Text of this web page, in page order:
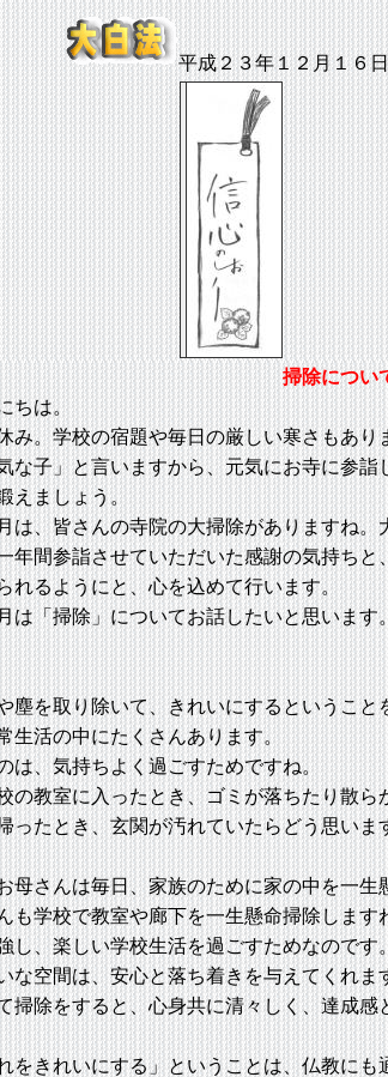
平成２３年１２月１６
掃除につい
ちは。
。学校の宿題や毎日の厳しい寒さもあり
な子」と言いますから、元気にお寺に参詣
えましょう。
、皆さんの寺院の大掃除がありますね。
年間参詣させていただいた感謝の気持ちと
れるようにと、心を込めて行います。
「掃除」についてお話したいと思います
を取り除いて、きれいにするということ
生活の中にたくさんあります。
、気持ちよく過ごすためですね。
教室に入ったとき、ゴミが落ちたり散ら
ったとき、玄関が汚れていたらどう思いま
さんは毎日、家族のために家の中を一生
も学校で教室や廊下を一生懸命掃除します
し、楽しい学校生活を過ごすためなのです
空間は、安心と落ち着きを与えてくれま
掃除をすると、心身共に清々しく、達成感
きれいにする」ということは、仏教にも